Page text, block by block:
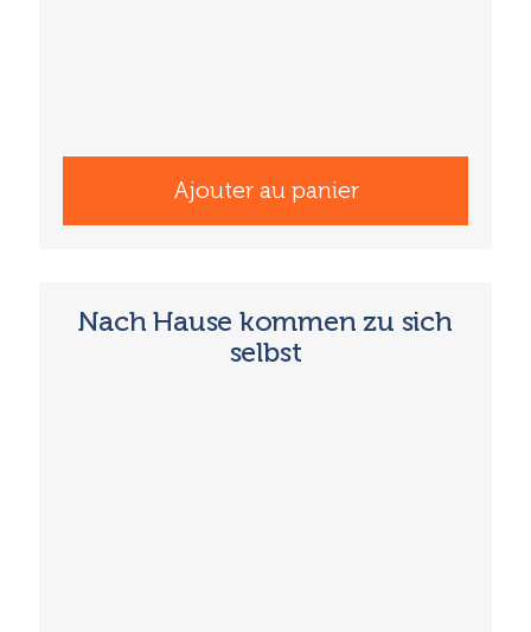
Ajouter au panier
Nach Hause kommen zu sich
selbst